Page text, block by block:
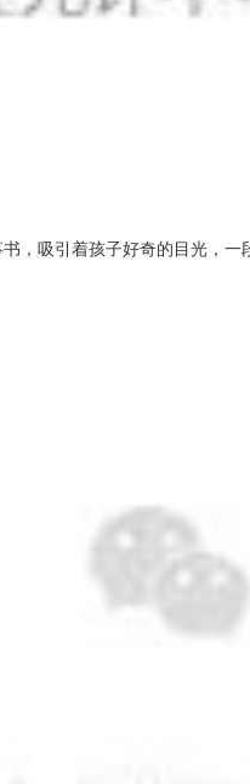
，吸引着孩子好奇的目光，一